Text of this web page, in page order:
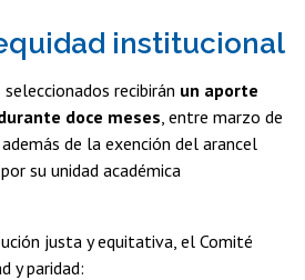
institucional
recibirán un aporte
doce meses , entre marzo de
de la exención del arancel
su unidad académica
justa y equitativa, el Comité
y paridad: